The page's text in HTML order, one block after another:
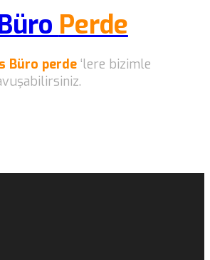
Perde
Büro perde‘lere bizimle